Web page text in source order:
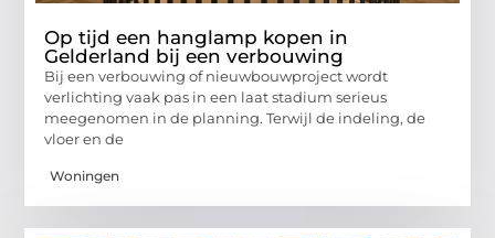
Op tijd een hanglamp kopen in
Gelderland bij een verbouwing
Bij een verbouwing of nieuwbouwproject wordt
verlichting vaak pas in een laat stadium serieus
meegenomen in de planning. Terwijl de indeling, de
vloer en de
Woningen